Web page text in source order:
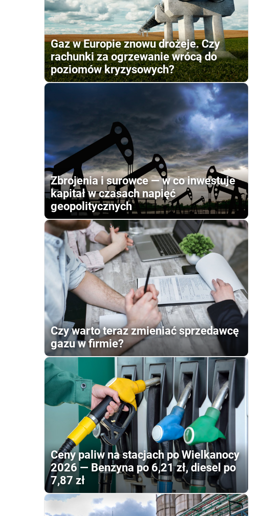
Gaz w Europie znowu drożeje. Czy
rachunki za ogrzewanie wrócą do
poziomów kryzysowych?
Zbrojenia i surowce — w co inwestuje
kapitał w czasach napięć
geopolitycznych
Czy warto teraz zmieniać sprzedawcę
gazu w firmie?
Ceny paliw na stacjach po Wielkanocy
2026 — Benzyna po 6,21 zł, diesel po
7,87 zł